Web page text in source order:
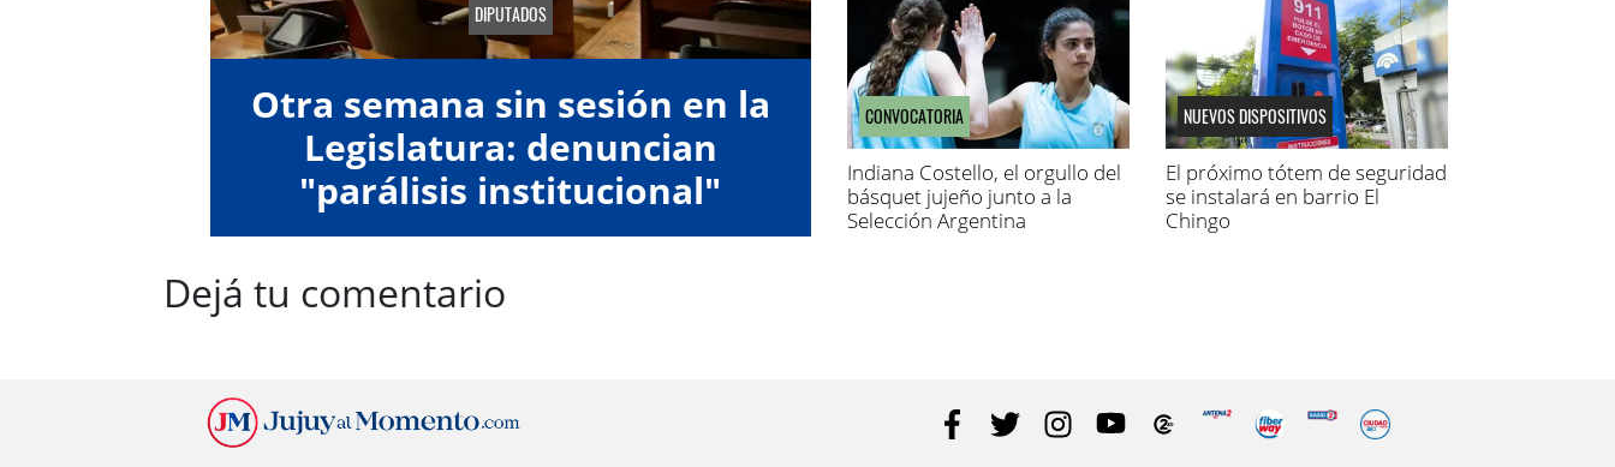
DIPUTADOS
Otra semana sin sesión en la
Legislatura: denuncian
"parálisis institucional"
CONVOCATORIA
Indiana Costello, el orgullo del
básquet jujeño junto a la
Selección Argentina
NUEVOS DISPOSITIVOS
El próximo tótem de seguridad
se instalará en barrio El
Chingo
Dejá tu comentario